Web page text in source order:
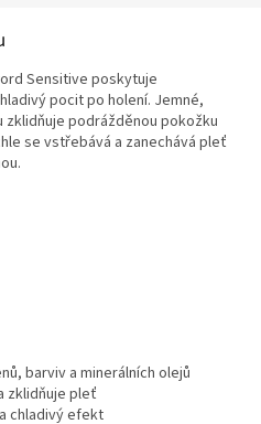
Sensitive poskytuje
pocit po holení. Jemné,
podrážděnou pokožku
se vstřebává a zanechává pleť
barviv a minerálních olejů
zklidňuje pleť
chladivý efekt